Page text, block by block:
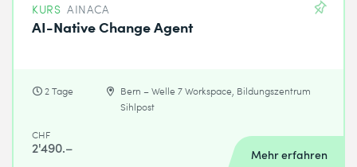
KURS AINACA
AI-Native Change Agent
2 Tage
Bern – Welle 7 Workspace, Bildungszentrum
Sihlpost
CHF
2'490.– Mehr erfahren